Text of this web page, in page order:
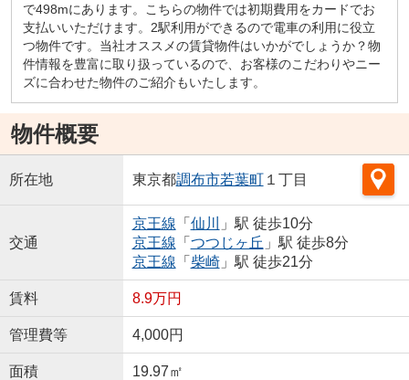
で498mにあります。こちらの物件では初期費用をカードでお
支払いいただけます。2駅利用ができるので電車の利用に役立
つ物件です。当社オススメの賃貸物件はいかがでしょうか？物
件情報を豊富に取り扱っているので、お客様のこだわりやニー
ズに合わせた物件のご紹介もいたします。
物件概要
所在地 東京都調布市若葉町１丁目
交通
京王線 「 仙川
」駅 徒歩10分
京王線 「 つつじヶ丘 」駅 徒歩8分
京王線 「 柴崎」駅 徒歩21分
賃料 8.9万円
管理費等 4,000円
面積 19.97㎡